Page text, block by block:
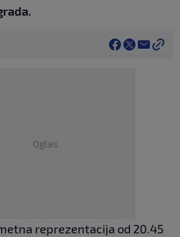
Oglas
reprezentacija od 20.45